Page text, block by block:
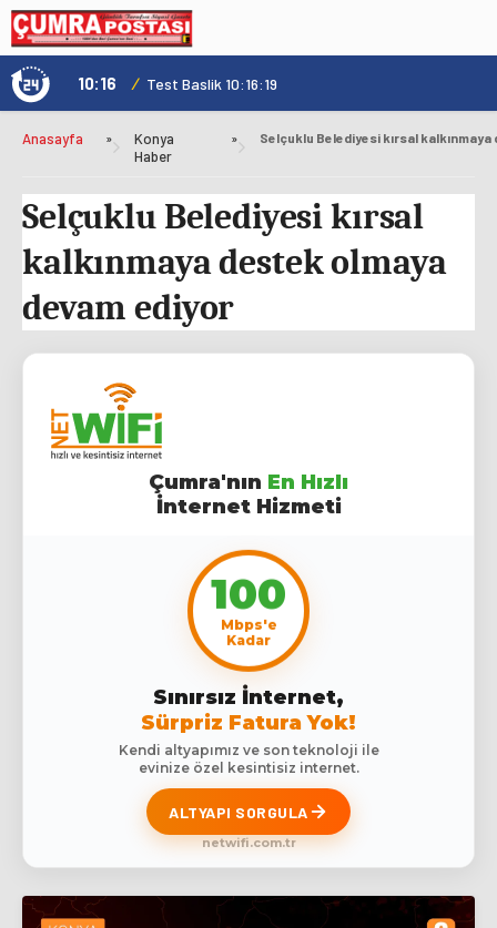
10:16 / Test Baslik 10:16:19
Anasayfa »
Konya
Haber
»
Selçuklu Belediyesi kırsal
kalkınmaya destek olmaya
devam ediyor
Çumra'nın En Hızlı
İnternet Hizmeti
100
Mbps'e
Kadar
Sınırsız İnternet,
Sürpriz Fatura Yok!
Kendi altyapımız ve son teknoloji ile
evinize özel kesintisiz internet.
ALTYAPI SORGULA
netwifi.com.tr